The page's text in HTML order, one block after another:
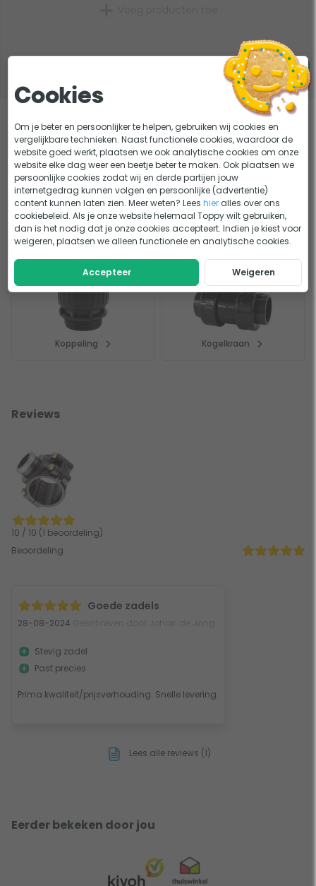
Dit bekeken anderen
PVC T-stuk
Koppeling Kogelkraan
Reviews
10 / 10 (1 beoordeling)
Beoordeling
Goede zadels
28-08-2024
Prima kwaliteit/prijsverhouding. Snelle levering.
Stevig zadel
Past precies
Lees alle reviews (1)
Eerder bekeken door jou
Cookies
Om je beter en persoonlijker te helpen, gebruiken wij cookies en
vergelijkbare technieken. Naast functionele cookies, waardoor de
website goed werkt, plaatsen we ook analytische cookies om onze
website elke dag weer een beetje beter te maken. Ook plaatsen we
persoonlijke cookies zodat wij en derde partijen jouw
internetgedrag kunnen volgen en persoonlijke (advertentie)
content kunnen laten zien. Meer weten? Leeshier alles over ons
cookiebeleid. Als je onze website helemaal Toppy wilt gebruiken,
dan is het nodig dat je onze cookies accepteert. Indien je kiest voor
weigeren, plaatsen we alleen functionele en analytische cookies.
Accepteer Weigeren